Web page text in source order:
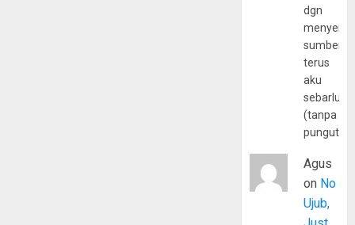
dgn
sumber
terus
aku
(tanpa
Agus
on No
Ujub,